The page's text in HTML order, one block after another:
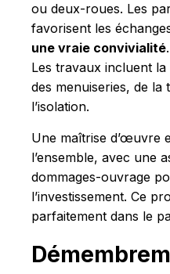
ou deux-roues. Les
favorisent les
une vraie convivialité.
Les travaux incluent
des menuiseries, de la
l’isolation.
Une maîtrise d’œuvre
l’ensemble, avec une
dommages-ouvrage
l’investissement. Ce
parfaitement dans le